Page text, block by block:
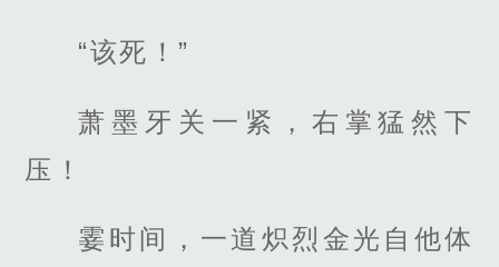
“该死！”
萧墨牙关一紧，右掌猛然下
压！
霎时间，一道炽烈金光自他体